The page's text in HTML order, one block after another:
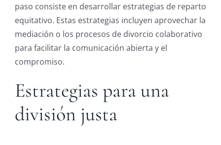
paso consiste en desarrollar estrategias de reparto
equitativo. Estas estrategias incluyen aprovechar la
mediación o los procesos de divorcio colaborativo
para facilitar la comunicación abierta y el
compromiso.
Estrategias para una
división justa